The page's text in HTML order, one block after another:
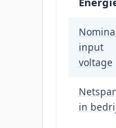
input
voltage
in